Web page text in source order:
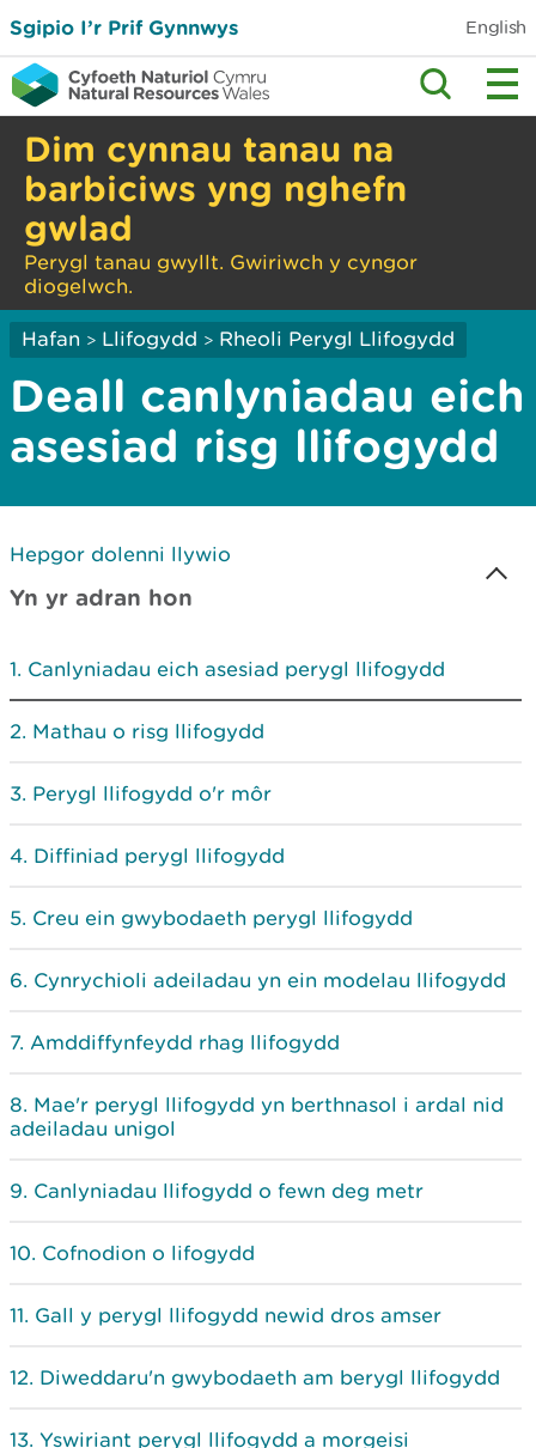
Sgipio I’r Prif Gynnwys English
Dim cynnau tanau na
barbiciws yng nghefn
gwlad
Perygl tanau gwyllt. Gwiriwch y cyngor
diogelwch.
Hafan > Llifogydd > Rheoli Perygl Llifogydd
Deall canlyniadau eich
asesiad risg llifogydd
Hepgor dolenni llywio
Yn yr adran hon
Canlyniadau eich asesiad perygl llifogydd
Mathau o risg llifogydd
Perygl llifogydd o'r môr
Diffiniad perygl llifogydd
Creu ein gwybodaeth perygl llifogydd
Cynrychioli adeiladau yn ein modelau llifogydd
Amddiffynfeydd rhag llifogydd
Mae'r perygl llifogydd yn berthnasol i ardal nid
adeiladau unigol
Canlyniadau llifogydd o fewn deg metr
Cofnodion o lifogydd
Gall y perygl llifogydd newid dros amser
Diweddaru'n gwybodaeth am berygl llifogydd
Yswiriant perygl llifogydd a morgeisi